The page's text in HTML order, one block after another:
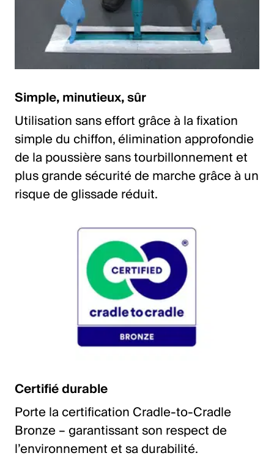
Simple, minutieux, sûr
Utilisation sans effort grâce à la fixation
simple du chiffon, élimination approfondie
de la poussière sans tourbillonnement et
plus grande sécurité de marche grâce à un
risque de glissade réduit.
Certifié durable
Porte la certification Cradle-to-Cradle
Bronze – garantissant son respect de
l’environnement et sa durabilité.